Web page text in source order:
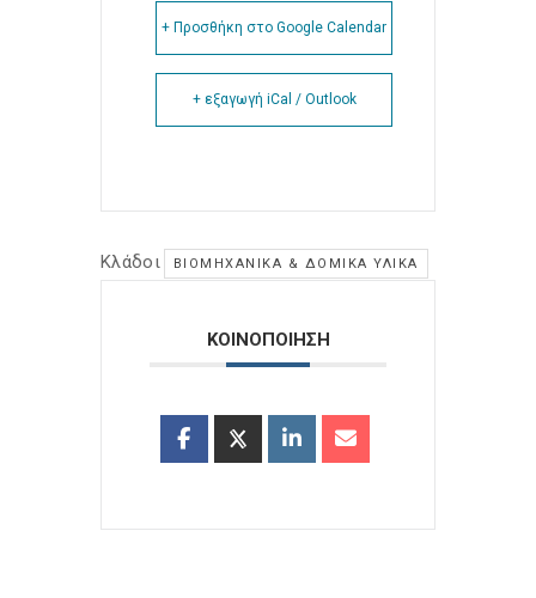
+ Προσθήκη στο Google Calendar
+ εξαγωγή iCal / Outlook
Κλάδοι ΒΙΟΜΗΧΑΝΙΚΆ & ΔΟΜΙΚΆ ΥΛΙΚΆ
ΚΟΙΝΟΠΟΙΗΣΗ